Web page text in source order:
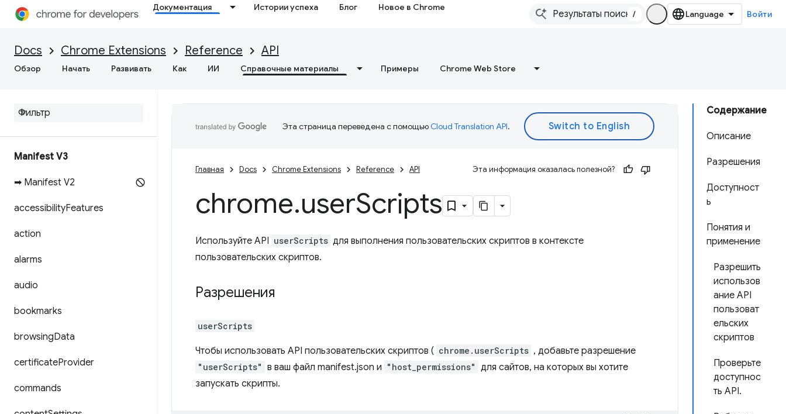
Документация Истории успеха Блог Новое в Chrome
/ Войти
Docs Chrome Extensions Reference API
Обзор Начать Развивать Как ИИ Справочные материалы Примеры Chrome Web Store
Manifest V3
➡ Manifest V2
accessibilityFeatures
action
alarms
audio
bookmarks
browsingData
certificateProvider
commands
Содержание
Описание
Разрешения
Доступност
ь
Понятия и
применение
Разрешить
использов
ание API
пользоват
ельских
скриптов
Проверьте
доступнос
ть API.
Эта страница переведена с помощьюCloud Translation API.
Главная Docs Chrome Extensions Reference API Эта информация оказалась полезной?
chrome.userScripts
Используйте API userScripts для выполнения пользовательских скриптов в контексте
пользовательских скриптов.
Разрешения
userScripts
Чтобы использовать API пользовательских скриптов ( chrome.userScripts , добавьте разрешение
"userScripts" в ваш файл manifest.json и "host_permissions" для сайтов, на которых вы хотите
запускать скрипты.